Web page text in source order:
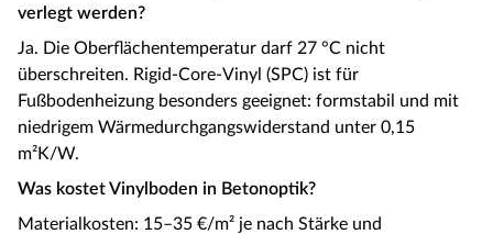
verlegt werden?
Ja. Die Oberflächentemperatur darf 27 °C nicht
überschreiten. Rigid-Core-Vinyl (SPC) ist für
Fußbodenheizung besonders geeignet: formstabil und mit
niedrigem Wärmedurchgangswiderstand unter 0,15
m²K/W.
Was kostet Vinylboden in Betonoptik?
Materialkosten: 15–35 €/m² je nach Stärke und